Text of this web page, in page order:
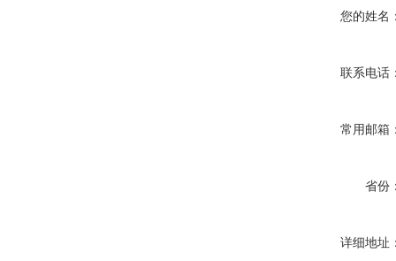
您的姓名
联系电话
常用邮箱
省份
详细地址